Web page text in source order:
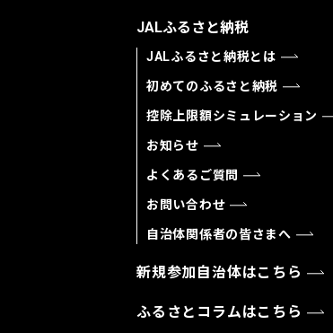
JALふるさと納税
JALふるさと納税とは
初めてのふるさと納税
控除上限額シミュレーション
お知らせ
よくあるご質問
お問い合わせ
自治体関係者の皆さまへ
新規参加自治体はこちら
ふるさとコラムはこちら